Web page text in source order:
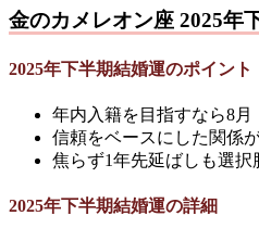
金のカメレオン座 2025年
2025年下半期結婚運のポイント
年内入籍を目指すなら8月
信頼をベースにした関係
焦らず1年先延ばしも選択
2025年下半期結婚運の詳細